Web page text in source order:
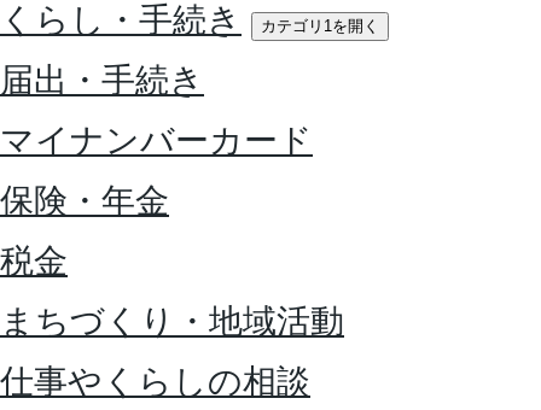
くらし・手続き カテゴリ1を開く
届出・手続き
マイナンバーカード
保険・年金
税金
まちづくり・地域活動
仕事やくらしの相談